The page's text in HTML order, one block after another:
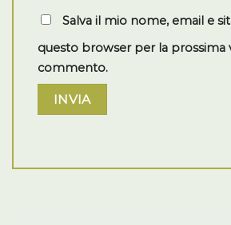
Salva il mio nome, email e
questo browser per la prossima
commento.